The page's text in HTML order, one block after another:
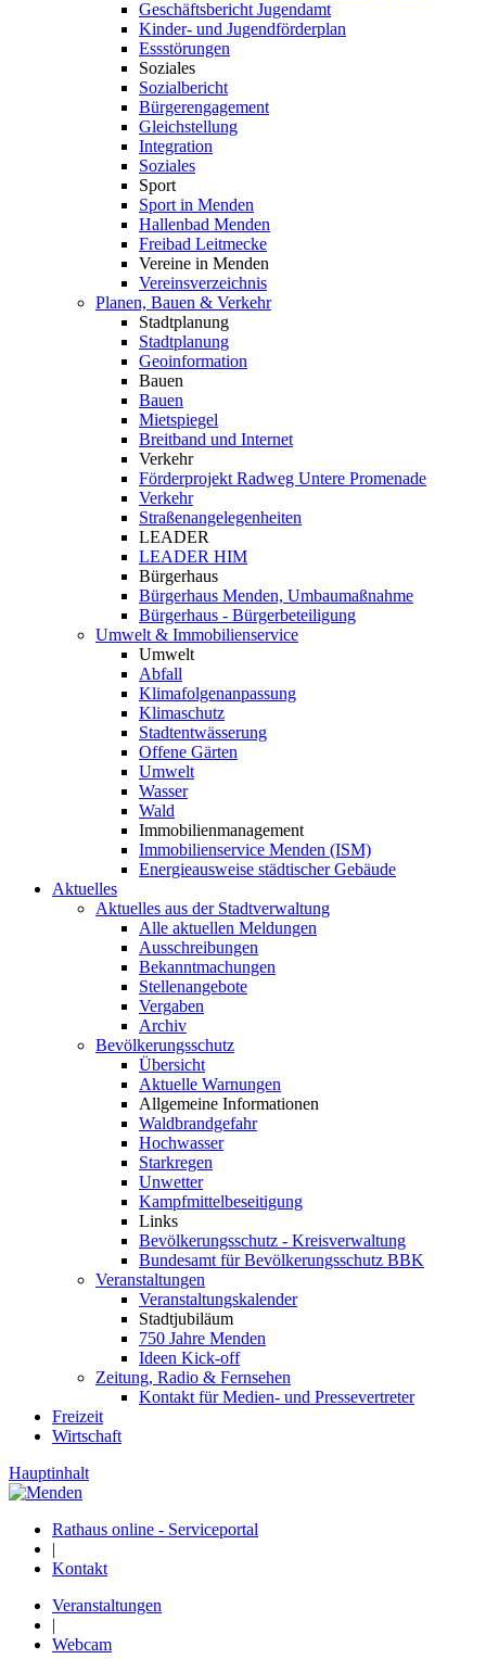
Geschäftsbericht Jugendamt
Kinder- und Jugendförderplan
Essstörungen
Soziales
Sozialbericht
Bürgerengagement
Gleichstellung
Integration
Soziales
Sport
Sport in Menden
Hallenbad Menden
Freibad Leitmecke
Vereine in Menden
Vereinsverzeichnis
Planen, Bauen & Verkehr
Stadtplanung
Stadtplanung
Geoinformation
Bauen
Bauen
Mietspiegel
Breitband und Internet
Verkehr
Förderprojekt Radweg Untere Promenade
Verkehr
Straßenangelegenheiten
LEADER
LEADER HIM
Bürgerhaus
Bürgerhaus Menden, Umbaumaßnahme
Bürgerhaus - Bürgerbeteiligung
Umwelt & Immobilienservice
Umwelt
Abfall
Klimafolgenanpassung
Klimaschutz
Stadtentwässerung
Offene Gärten
Umwelt
Wasser
Wald
Immobilienmanagement
Immobilienservice Menden (ISM)
Energieausweise städtischer Gebäude
Aktuelles
Aktuelles aus der Stadtverwaltung
Alle aktuellen Meldungen
Ausschreibungen
Bekanntmachungen
Stellenangebote
Vergaben
Archiv
Bevölkerungsschutz
Übersicht
Aktuelle Warnungen
Allgemeine Informationen
Waldbrandgefahr
Hochwasser
Starkregen
Unwetter
Kampfmittelbeseitigung
Links
Bevölkerungsschutz - Kreisverwaltung
Bundesamt für Bevölkerungsschutz BBK
Veranstaltungen
Veranstaltungskalender
Stadtjubiläum
750 Jahre Menden
Ideen Kick-off
Zeitung, Radio & Fernsehen
Kontakt für Medien- und Pressevertreter
Freizeit
Wirtschaft
Hauptinhalt
Rathaus online - Serviceportal
|
Kontakt
Veranstaltungen
|
Webcam